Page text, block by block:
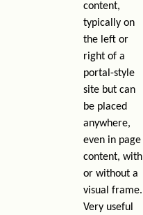
content,
typically on
the left or
right of a
portal-style
site but can
be placed
anywhere,
even in page
content, with
or without a
visual frame.
Very useful